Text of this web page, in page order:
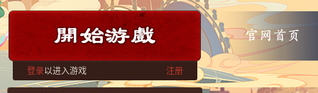
登录以进入游戏 注册